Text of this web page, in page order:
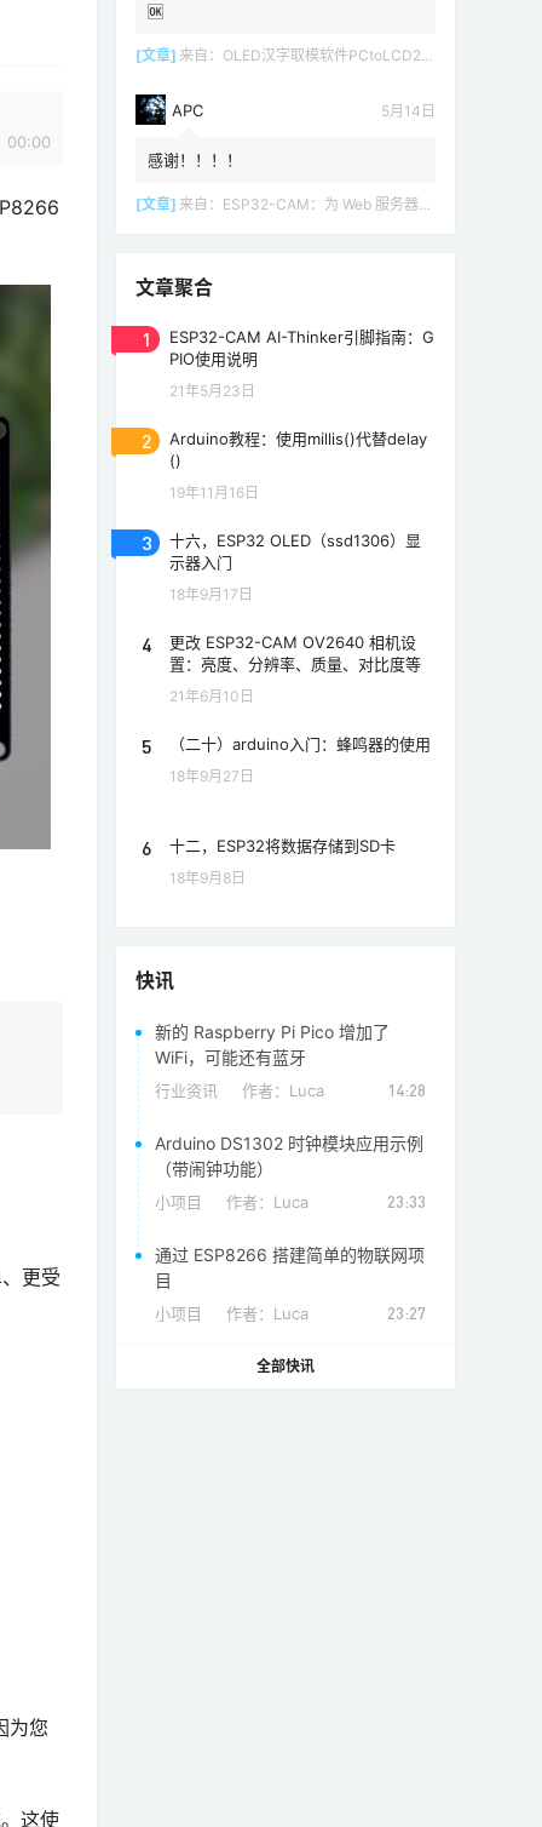
00:00
更受
为您
这使
🆗
[文章] 来自： OLED汉字取模软件PCtoLCD2002 LCD1602
APC 5月14日
感谢！！！！
[文章] 来自： ESP32-CAM：为 Web 服务器（Arduino IDE）设置接入点（AP）
文章聚合
1
ESP32-CAM AI-Thinker引脚指南：G
PIO使用说明
21年5月23日
2
Arduino教程：使用millis()代替delay
()
19年11月16日
3
十六，ESP32 OLED（ssd1306）显
示器入门
18年9月17日
4
更改 ESP32-CAM OV2640 相机设
置：亮度、分辨率、质量、对比度等
21年6月10日
5 （二十）arduino入门：蜂鸣器的使用
18年9月27日
6 十二，ESP32将数据存储到SD卡
18年9月8日
快讯
新的 Raspberry Pi Pico 增加了
WiFi，可能还有蓝牙
行业资讯 作者： Luca 14:28
Arduino DS1302 时钟模块应用示例
（带闹钟功能）
小项目 作者： Luca 23:33
通过 ESP8266 搭建简单的物联网项
目
小项目 作者： Luca 23:27
全部快讯